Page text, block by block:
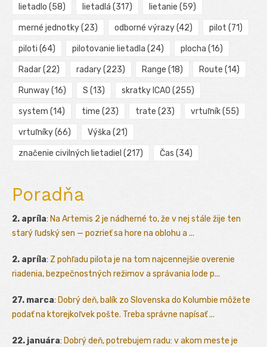
lietadlo (58) lietadlá (317) lietanie (59)
merné jednotky(23) odborné výrazy(42) pilot (71)
piloti (64) pilotovanie lietadla (24) plocha (16)
Radar(22) radary(223) Range (18) Route (14)
Runway(16) S (13) skratky ICAO (255)
system (14) time (23) trate (23) vrtuľník(55)
vrtuľníky(66) Výška (21)
značenie civilných lietadiel (217) Čas (34)
Poradňa
2. apríla: Na Artemis 2 je nádherné to, že v nej stále žije ten
starý ľudský sen — pozrieť sa hore na oblohu a ...
2. apríla: Z pohľadu pilota je na tom najcennejšie overenie
riadenia, bezpečnostných režimov a správania lode p...
27. marca: Dobrý deň, balík zo Slovenska do Kolumbie môžete
podať na ktorejkoľvek pošte. Treba správne napísať ...
22. januára: Dobrý deň, potrebujem radu: v akom meste je